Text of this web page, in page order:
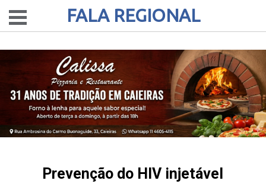
FALA REGIONAL
Prevenção do HIV injetável